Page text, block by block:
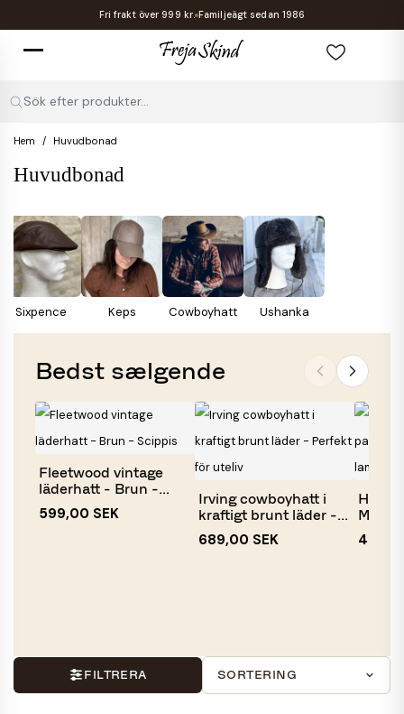
Fri frakt över 999 kr. Familjeägt sedan 1986
Sök efter produkter...
Hem Huvudbonad
Huvudbonad
Sixpence Keps Cowboyhatt Ushanka
Bedst sælgende
Fleetwood vintage
läderhatt - Brun -
Scippis
599,00 SEK
Irving cowboyhatt i
kraftigt brunt läder -...
689,00 SEK
Henry
Mjuk
FILTRERA SORTERING